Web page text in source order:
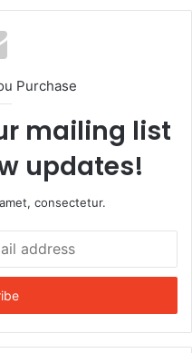
Purchase
mailing list
updates!
consectetur.